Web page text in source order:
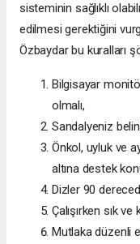
sisteminin sağlıklı
edilmesi gerektiğini
Özbaydar bu kuralları
Bilgisayar
olmalı,
Sandalyeniz
Önkol, uyluk ve
altına destek
Dizler 90
Çalışırken sık
Mutlaka düzenli